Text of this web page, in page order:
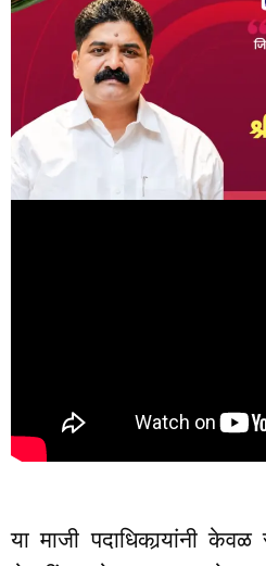
या माजी पदाधिकार्‍यांनी